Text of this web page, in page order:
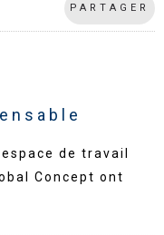
PARTAGER
de travail
Concept ont